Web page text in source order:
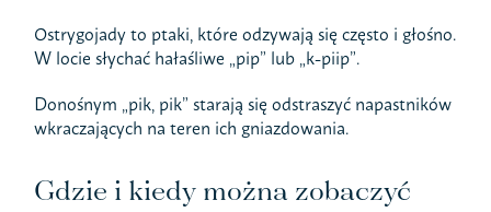
Ostrygojady to ptaki, które odzywają się często i głośno.
W locie słychać hałaśliwe „pip” lub „k-piip”.
Donośnym „pik, pik” starają się odstraszyć napastników
wkraczających na teren ich gniazdowania.
Gdzie i kiedy można zobaczyć